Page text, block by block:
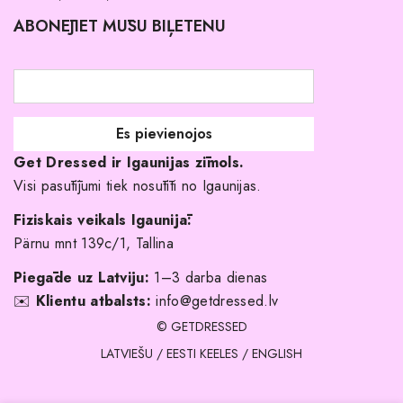
Atgriešanas politika
Līgavas družiņu kleitas
Veikali
Kāpēc izvēlēties mūs?
ABONĒJIET MŪSU BIĻETENU
Get Dressed ir Igaunijas zīmols.
Visi pasūtījumi tiek nosūtīti no Igaunijas.
Fiziskais veikals Igaunijā:
Pärnu mnt 139c/1, Tallina
Piegāde uz Latviju: 1–3 darba dienas
✉️ Klientu atbalsts: info@getdressed.lv
© GETDRESSED
LATVIEŠU / EESTI KEELES / ENGLISH